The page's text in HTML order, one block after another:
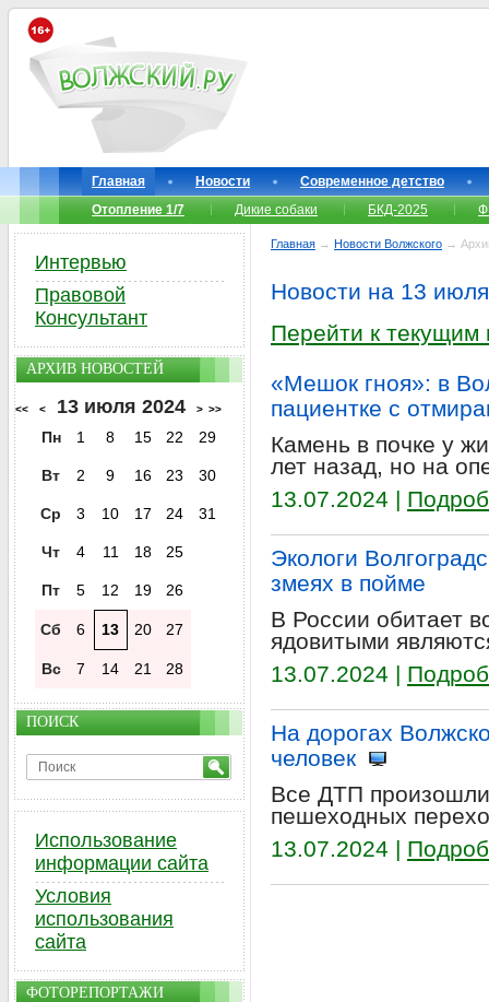
Главная Новости
Современное детство
Отопление 1/7
Дикие собаки БКД-2025
Главная → Новости Волжского →
Новости на 13
Перейти к текущим
«Мешок гноя»: в
пациентке с
Камень в почке у
лет назад, но на
13.07.2024 |
Экологи
змеях в пойме
В России обитает
ядовитыми
13.07.2024 |
На дорогах
человек
Все ДТП
пешеходных
13.07.2024 |
Интервью
Правовой
Консультант
АРХИВ НОВОСТЕЙ
<< < 13 июля 2024 > >>
Пн 1 8 15 22 29
Вт 2 9 16 23 30
Ср 3 10 17 24 31
Чт 4 11 18 25
Пт 5 12 19 26
Сб 6 13 20 27
Вс 7 14 21 28
ПОИСК
Использование
информации сайта
Условия
использования
сайта
ФОТОРЕПОРТАЖИ